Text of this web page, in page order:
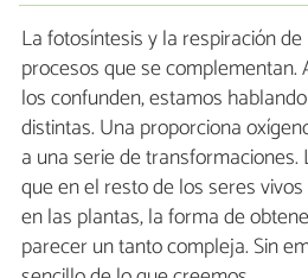
La fotosíntesis y la respiración
procesos que se complementan.
los confunden, estamos
distintas. Una proporciona
a una serie de transformaciones.
que en el resto de los seres
en las plantas, la forma de
parecer un tanto compleja. Sin